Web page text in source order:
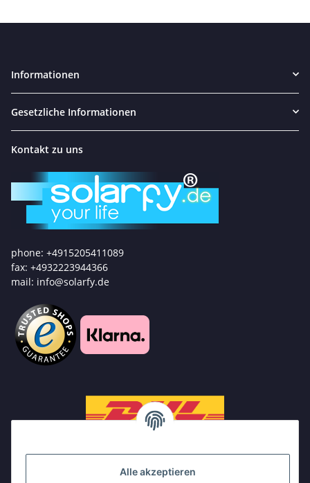
Alle akzeptieren
Informationen
Gesetzliche Informationen
Kontakt zu uns
phone: +4915205411089
fax: +4932223944366
mail: info@solarfy.de